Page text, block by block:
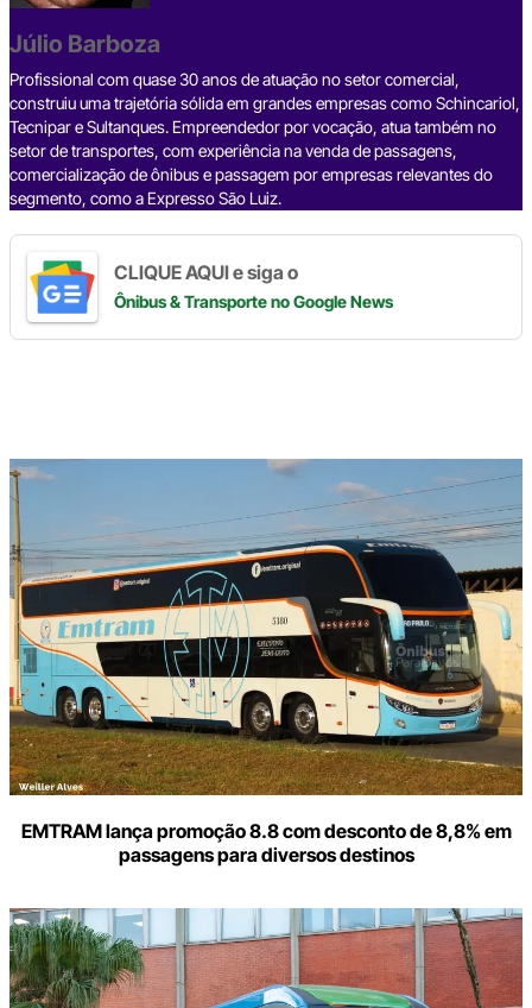
o
k
Júlio Barboza
Profissional com quase 30 anos de atuação no setor comercial,
construiu uma trajetória sólida em grandes empresas como Schincariol,
Tecnipar e Sultanques. Empreendedor por vocação, atua também no
setor de transportes, com experiência na venda de passagens,
comercialização de ônibus e passagem por empresas relevantes do
segmento, como a Expresso São Luiz.
CLIQUE AQUI e siga o
Ônibus & Transporteno Google News
EMTRAM lança promoção 8.8 com desconto de 8,8% em
passagens para diversos destinos
Digite
aqui
o
seu
e-
mail